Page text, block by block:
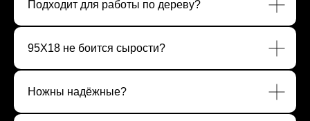
Подходит для работы по дереву?
95Х18 не боится сырости?
Ножны надёжные?